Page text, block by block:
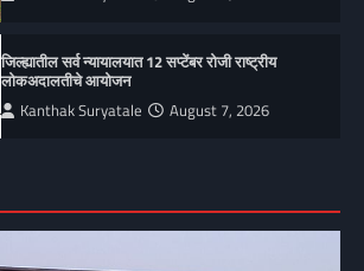
जिल्ह्यातील सर्व न्यायालयात 12 सप्टेंबर रोजी राष्ट्रीय
लोकअदालतीचे आयोजन
Kanthak Suryatale August 7, 2026